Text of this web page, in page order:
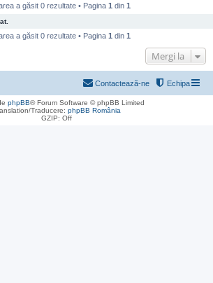
e
a găsit 0 rezultate • Pagina 1 din 1
a găsit 0 rezultate • Pagina 1 din 1
Mergi la
Echipa
Contactează-ne
phpBB® Forum Software © phpBB Limited
Traducere: phpBB România
GZIP: Off